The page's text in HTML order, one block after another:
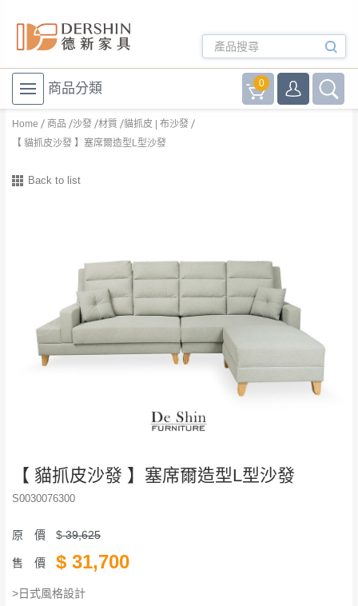
商品分類 0
Home 商品 沙發 材質 貓抓皮 | 布沙發
【 貓抓皮沙發 】塞席爾造型L型沙發
Back to list
【 貓抓皮沙發 】塞席爾造型L型沙發
S0030076300
原 價 $39,625
售 價 $ 31,700
>日式風格設計